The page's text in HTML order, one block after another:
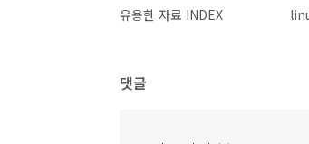
유용한 자료 INDEX
댓글